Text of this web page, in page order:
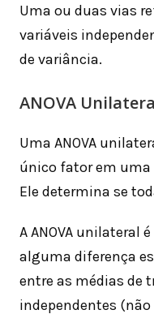
Uma ou duas vias
variáveis
de variância.
ANOVA
Uma ANOVA
único fator em uma
Ele determina se
A ANOVA unilateral
alguma diferença
entre as médias de
independentes